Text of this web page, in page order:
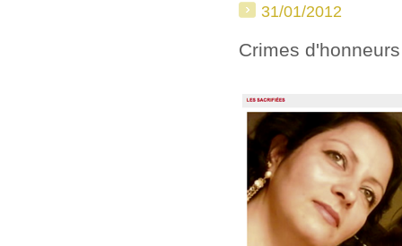
31/01/2012
Crimes d'honneurs